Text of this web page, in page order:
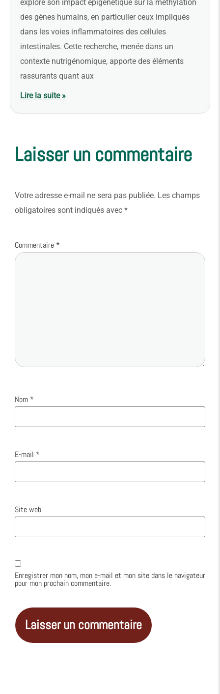
exploré son impact épigénétique sur la méthylation
des gènes humains, en particulier ceux impliqués
dans les voies inflammatoires des cellules
intestinales. Cette recherche, menée dans un
contexte nutrigénomique, apporte des éléments
rassurants quant aux
Lire la suite »
Laisser un commentaire
Votre adresse e-mail ne sera pas publiée. Les champs
obligatoires sont indiqués avec *
Commentaire *
Nom *
E-mail *
Site web
Enregistrer mon nom, mon e-mail et mon site dans le navigateur
pour mon prochain commentaire.